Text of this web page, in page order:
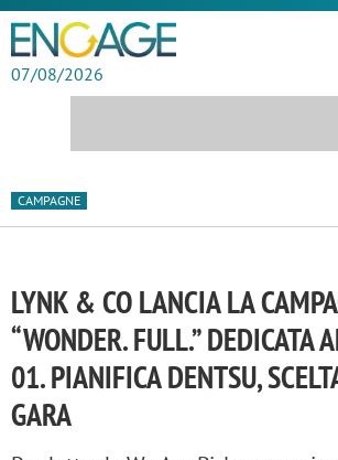
07/08/2026
CAMPAGNE
LYNK & CO LANCIA LA
“WONDER. FULL.” DEDICATA
01. PIANIFICA DENTSU,
GARA